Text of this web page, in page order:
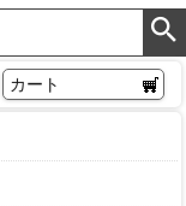
カート